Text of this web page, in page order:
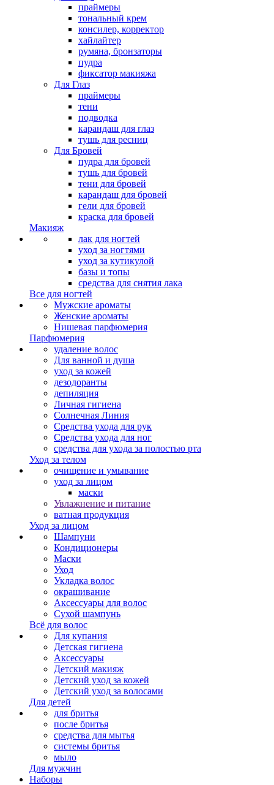
праймеры
тональный крем
консилер, корректор
хайлайтер
румяна, бронзаторы
пудра
фиксатор макияжа
Для Глаз
праймеры
тени
подводка
карандаш для глаз
тушь для ресниц
Для Бровей
пудра для бровей
тушь для бровей
тени для бровей
карандаш для бровей
гели для бровей
краска для бровей
Макияж
лак для ногтей
уход за ногтями
уход за кутикулой
базы и топы
средства для снятия лака
Все для ногтей
Мужские ароматы
Женские ароматы
Нишевая парфюмерия
Парфюмерия
удаление волос
Для ванной и душа
уход за кожей
дезодоранты
депиляция
Личная гигиена
Солнечная Линия
Средства ухода для рук
Средства ухода для ног
средства для ухода за полостью рта
Уход за телом
очищение и умывание
уход за лицом
маски
Увлажнение и питание
ватная продукция
Уход за лицом
Шампуни
Кондиционеры
Маски
Уход
Укладка волос
окрашивание
Аксессуары для волос
Сухой шампунь
Всё для волос
Для купания
Детская гигиена
Аксессуары
Детский макияж
Детский уход за кожей
Детский уход за волосами
Для детей
для бритья
после бритья
средства для мытья
системы бритья
мыло
Для мужчин
Наборы